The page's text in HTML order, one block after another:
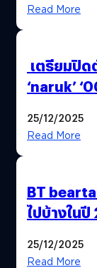
Read More
เตรียมปิด
‘naruk’
25/12/2025
Read More
BT
ไปบ้างใน
25/12/2025
Read More